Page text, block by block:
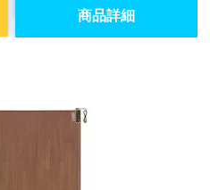
商品詳細